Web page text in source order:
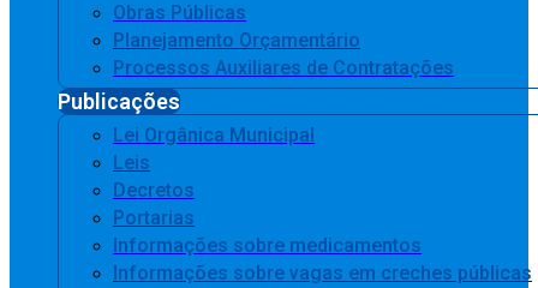
Obras Públicas
Planejamento Orçamentário
Processos Auxiliares de Contratações
Publicações
Lei Orgânica Municipal
Leis
Decretos
Portarias
Informações sobre medicamentos
Informações sobre vagas em creches públicas